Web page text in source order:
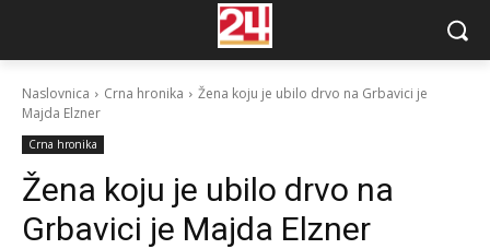
Naslovnica Crna hronika
Žena koju je ubilo drvo na Grbavici je
Majda Elzner
Crna hronika
Žena koju je ubilo drvo na
Grbavici je Majda Elzner